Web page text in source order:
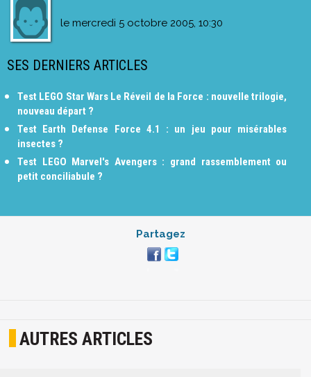
le mercredi 5 octobre 2005, 10:30
SES DERNIERS ARTICLES
Test LEGO Star Wars Le Réveil de la Force : nouvelle trilogie,
nouveau départ ?
Test Earth Defense Force 4.1 : un jeu pour misérables
insectes ?
Test LEGO Marvel's Avengers : grand rassemblement ou
petit conciliabule ?
Partagez
AUTRES ARTICLES